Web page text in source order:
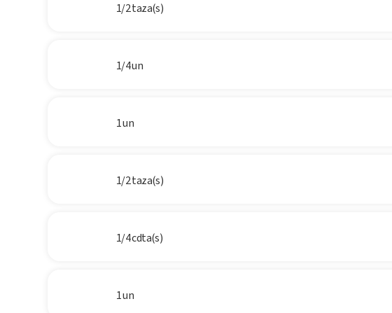
1/2 taza(s)
1/4 un
1 un
1/2 taza(s)
1/4 cdta(s)
1 un